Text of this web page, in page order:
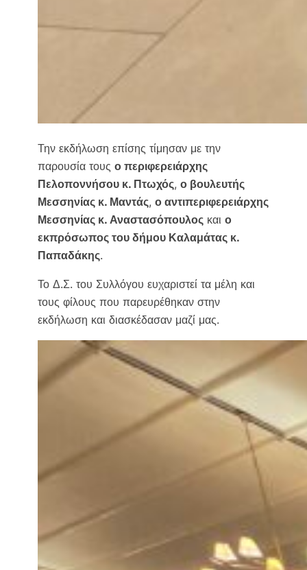
Την εκδήλωση επίσης τίμησαν με την
παρουσία τους ο περιφερειάρχης
Πελοποννήσου κ. Πτωχός, ο βουλευτής
Μεσσηνίας κ. Μαντάς, ο αντιπεριφερειάρχης
Μεσσηνίας κ. Αναστασόπουλοςκαι ο
εκπρόσωπος του δήμου Καλαμάτας κ.
Παπαδάκης.
Το Δ.Σ. του Συλλόγου ευχαριστεί τα μέλη και
τους φίλους που παρευρέθηκαν στην
εκδήλωση και διασκέδασαν μαζί μας.